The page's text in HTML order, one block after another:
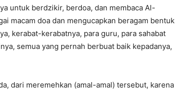
untuk berdzikir, berdoa, dan membaca Al-
macam doa dan mengucapkan beragam bentuk
kerabat-kerabatnya, para guru, para sahabat
semua yang pernah berbuat baik kepadanya,
dari meremehkan (amal-amal) tersebut, karena